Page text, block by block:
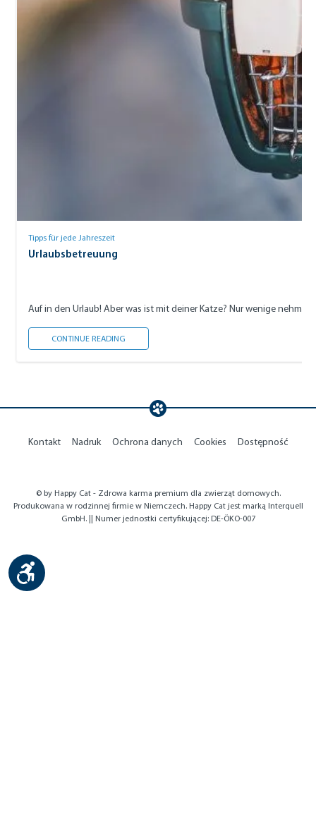
Tipps für jede Jahreszeit
Urlaubsbetreuung
Auf in den Urlaub! Aber was ist mit deiner Katze? Nur wenige
CONTINUE READING
Kontakt Nadruk Ochrona danych Cookies Dostępność
© by Happy Cat - Zdrowa karma premium dla zwierząt domowych.
Produkowana w rodzinnej firmie w Niemczech. Happy Cat jest marką Interquell
GmbH. || Numer jednostki certyfikującej: DE-ÖKO-007
Show toolbar